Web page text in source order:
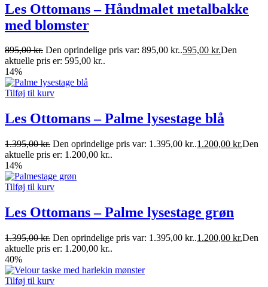
Les Ottomans – Håndmalet metalbakke
med blomster
895,00kr. Den oprindelige pris var: 895,00 kr..595,00 kr.Den
aktuelle pris er: 595,00 kr..
14%
Tilføj til kurv
Les Ottomans – Palme lysestage blå
1.395,00kr. Den oprindelige pris var: 1.395,00 kr..1.200,00 kr.Den
aktuelle pris er: 1.200,00 kr..
14%
Tilføj til kurv
Les Ottomans – Palme lysestage grøn
1.395,00kr. Den oprindelige pris var: 1.395,00 kr..1.200,00 kr.Den
aktuelle pris er: 1.200,00 kr..
40%
Tilføj til kurv